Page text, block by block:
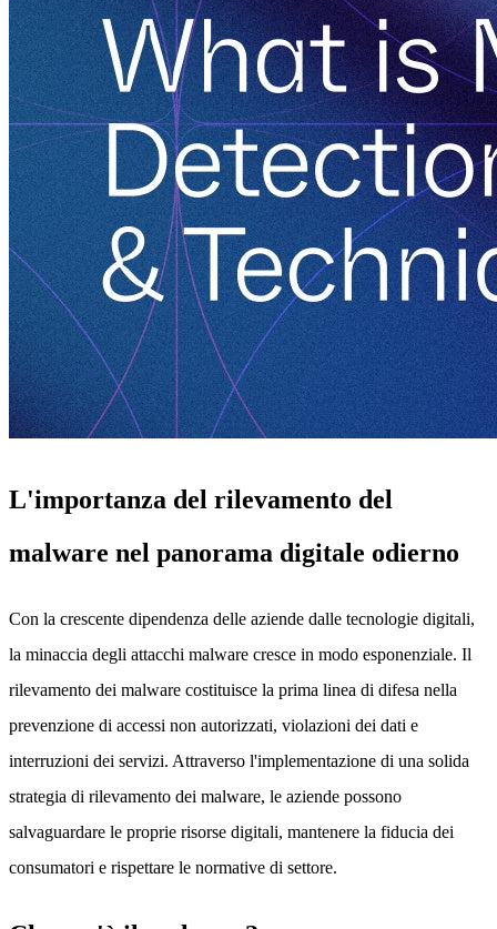
L'importanza del rilevamento del
malware nel panorama digitale odierno
Con la crescente dipendenza delle aziende dalle tecnologie digitali,
la minaccia degli attacchi malware cresce in modo esponenziale. Il
rilevamento dei malware costituisce la prima linea di difesa nella
prevenzione di accessi non autorizzati, violazioni dei dati e
interruzioni dei servizi. Attraverso l'implementazione di una solida
strategia di rilevamento dei malware, le aziende possono
salvaguardare le proprie risorse digitali, mantenere la fiducia dei
consumatori e rispettare le normative di settore.